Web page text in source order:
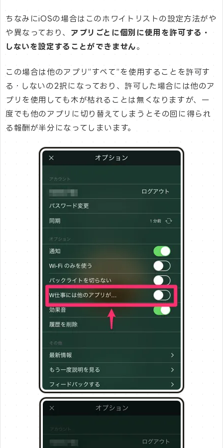
ちなみにiOSの場合はこのホワイトリストの設定方法がや
や異なっており、 アプリごとに個別に使用を許可する・
しないを設定することができません。
この場合は他のアプリ”すべて”を使用することを許可す
る・しないの2択になっており、許可した場合には他のア
プリを使用しても木が枯れることは無くなりますが、一
度でも他のアプリに切り替えてしまうとその回に得られ
る報酬が半分になってしまいます。